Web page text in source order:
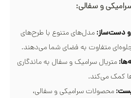
و سفالی:
دست‌ساز: مدل‌های متنوع با طرح‌های
متفاوت به فضای شما می‌دهند.
متریال سرامیک و سفال به ماندگاری
کمک می‌کند.
محصولات سرامیکی و سفالی،